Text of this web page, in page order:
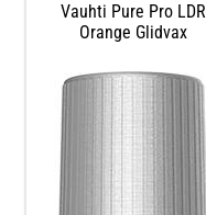
Vauhti Pure Pro LDR
Orange Glidvax